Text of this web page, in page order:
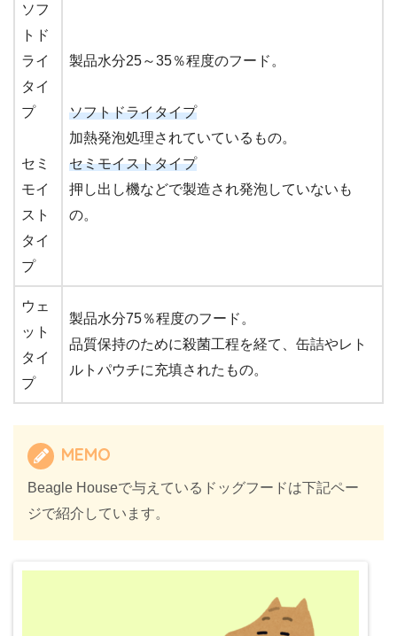
ソフ
トド
ライ
タイ
プ
セミ
モイ
スト
タイ
プ
製品水分25～35％程度のフード。
ソフトドライタイプ
加熱発泡処理されていているもの。
セミモイストタイプ
押し出し機などで製造され発泡していないも
の。
ウェ
ット
タイ
プ
製品水分75％程度のフード。
品質保持のために殺菌工程を経て、缶詰やレト
ルトパウチに充填されたもの。
MEMO
Beagle Houseで与えているドッグフードは下記ペー
ジで紹介しています。